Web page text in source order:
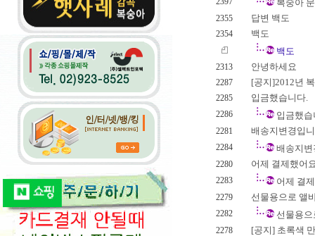
복숭아
2355 답변 백도
2354
백도
백도
2313 안녕하세요
2287 [공지]2012년
2285 입금했습니다.
2286 입금했습
2281 배송지변경입
2284 배송지
2280 어제 결제했어
2283 어제 결
2279 선물용으로 앨
2282 선물용
2278 [공지] 초록색